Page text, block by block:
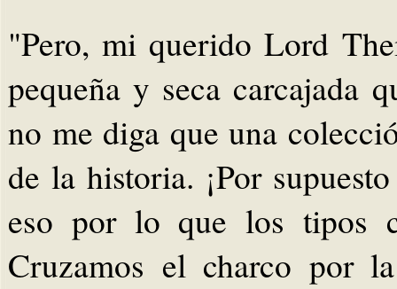
"Pero, mi querido Lord
pequeña y seca carcajada
no me diga que una
de la historia. ¡Por
eso por lo que los tipos
Cruzamos el charco por